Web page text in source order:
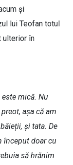
și
lui Teofan totul
ulterior în
mică. Nu
așa că am
și tata. De
început doar cu
să hrănim